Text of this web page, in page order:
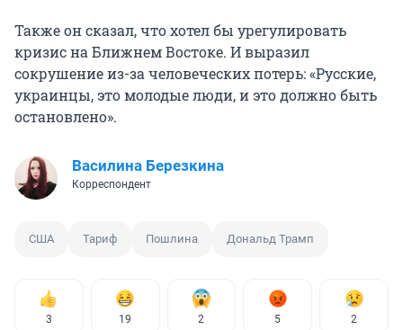
Также он сказал, что хотел бы урегулировать
кризис на Ближнем Востоке. И выразил
сокрушение из-за человеческих потерь: «Русские,
украинцы, это молодые люди, и это должно быть
остановлено».
Василина Березкина
Корреспондент
США Тариф Пошлина Дональд Трамп
3 19 2 5 2